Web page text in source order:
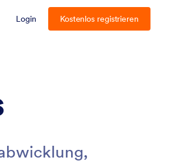
Login Kostenlos registrieren